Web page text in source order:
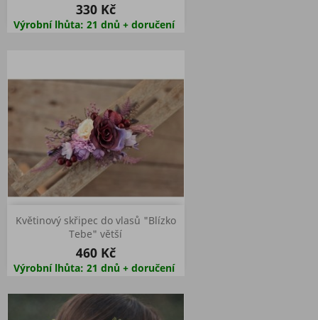
330 Kč
Výrobní lhůta: 21 dnů + doručení
Květinový skřipec do vlasů "Blízko
Tebe" větší
460 Kč
Výrobní lhůta: 21 dnů + doručení